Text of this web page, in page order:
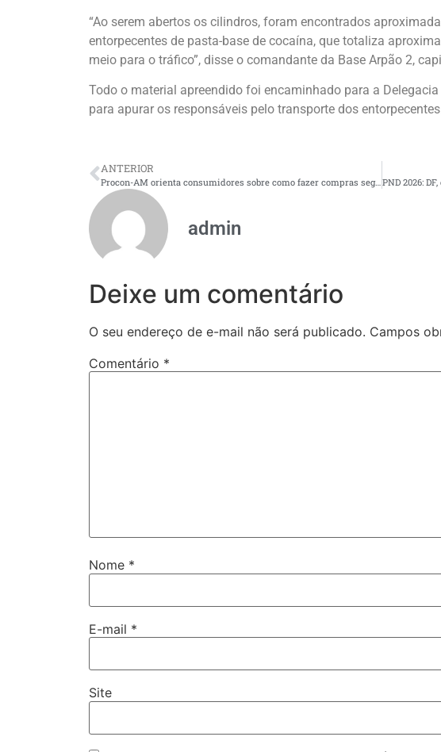
“Ao serem abertos os cilindros, foram encontrados
entorpecentes de pasta-base de cocaína, que totaliza
meio para o tráfico”, disse o comandante da Base Arpão 2,
Todo o material apreendido foi encaminhado para a
para apurar os responsáveis pelo transporte dos
ANTERIOR
admin
Deixe um comentário
O seu endereço de e-mail não será publicado. Campos
Comentário *
Nome *
E-mail *
Site